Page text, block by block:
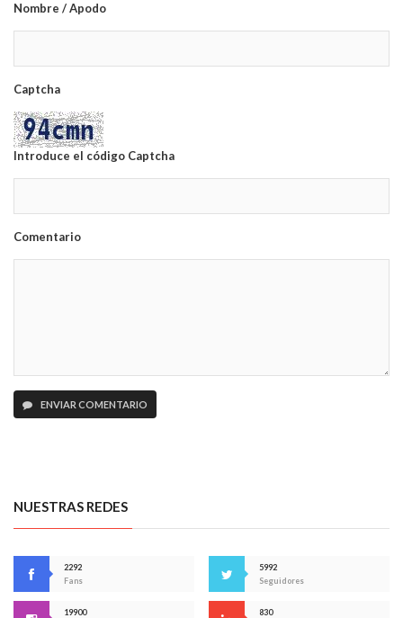
Nombre / Apodo
Captcha
Introduce el código Captcha
Comentario
ENVIAR COMENTARIO
NUESTRAS REDES
2292
Fans
5992
Seguidores
19900 830